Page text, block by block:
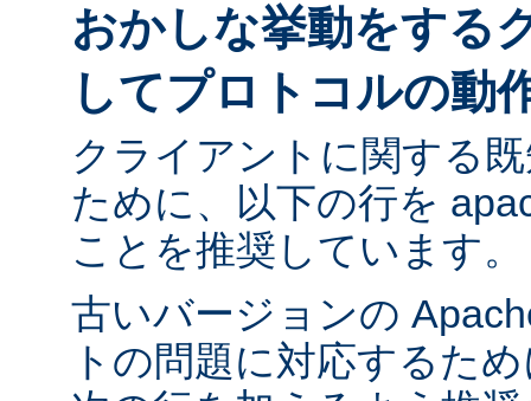
おかしな挙動をする
してプロトコルの動
クライアントに関する
ために、以下の行を
ことを推奨しています。
古いバージョンの
トの問題に対応するた